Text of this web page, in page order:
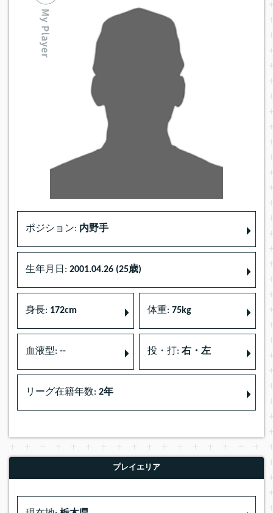
ポジション: 内野手
生年月日: 2001.04.26 (25歳)
身長: 172cm 体重: 75kg
血液型: -- 投・打: 右・左
リーグ在籍年数: 2年
プレイエリア